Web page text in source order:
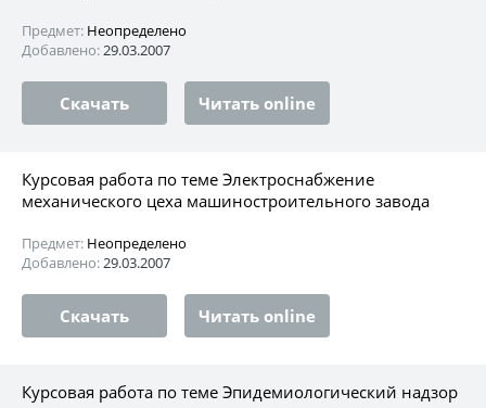
Предмет: Неопределено
Добавлено:29.03.2007
Скачать Читать online
Курсовая работа по теме Электроснабжение
механического цеха машиностроительного завода
Предмет: Неопределено
Добавлено:29.03.2007
Скачать Читать online
Курсовая работа по теме Эпидемиологический надзор